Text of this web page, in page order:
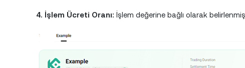
4. İşlem Ücreti Oranı: İşlem değerine bağlı olarak